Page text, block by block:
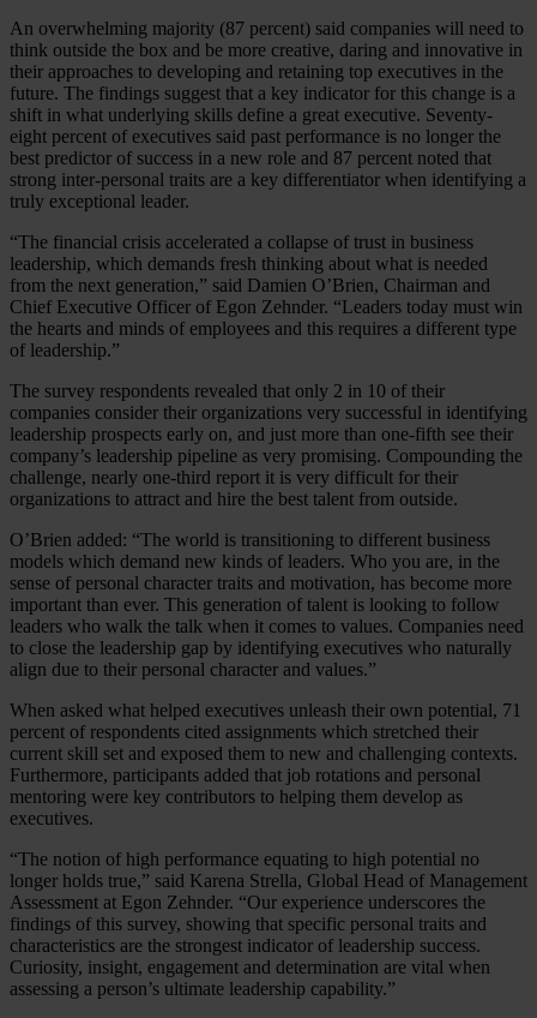
An overwhelming majority (87 percent) said companies will need to
think outside the box and be more creative, daring and innovative in
their approaches to developing and retaining top executives in the
future. The findings suggest that a key indicator for this change is a
shift in what underlying skills define a great executive. Seventy-
eight percent of executives said past performance is no longer the
best predictor of success in a new role and 87 percent noted that
strong inter-personal traits are a key differentiator when identifying a
truly exceptional leader.
“The financial crisis accelerated a collapse of trust in business
leadership, which demands fresh thinking about what is needed
from the next generation,” said Damien O’Brien, Chairman and
Chief Executive Officer of Egon Zehnder. “Leaders today must win
the hearts and minds of employees and this requires a different type
of leadership.”
The survey respondents revealed that only 2 in 10 of their
companies consider their organizations very successful in identifying
leadership prospects early on, and just more than one-fifth see their
company’s leadership pipeline as very promising. Compounding the
challenge, nearly one-third report it is very difficult for their
organizations to attract and hire the best talent from outside.
O’Brien added: “The world is transitioning to different business
models which demand new kinds of leaders. Who you are, in the
sense of personal character traits and motivation, has become more
important than ever. This generation of talent is looking to follow
leaders who walk the talk when it comes to values. Companies need
to close the leadership gap by identifying executives who naturally
align due to their personal character and values.”
When asked what helped executives unleash their own potential, 71
percent of respondents cited assignments which stretched their
current skill set and exposed them to new and challenging contexts.
Furthermore, participants added that job rotations and personal
mentoring were key contributors to helping them develop as
executives.
“The notion of high performance equating to high potential no
longer holds true,” said Karena Strella, Global Head of Management
Assessment at Egon Zehnder. “Our experience underscores the
findings of this survey, showing that specific personal traits and
characteristics are the strongest indicator of leadership success.
Curiosity, insight, engagement and determination are vital when
assessing a person’s ultimate leadership capability.”